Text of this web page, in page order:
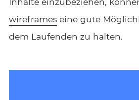
wireframeseine gute
dem Laufenden zu halten.